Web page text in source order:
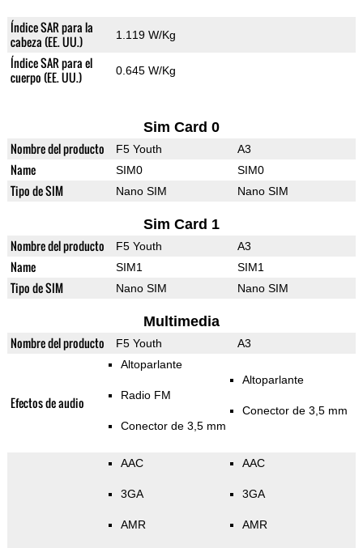
Índice SAR para la
cabeza (EE. UU.)
1.119 W/Kg
Índice SAR para el
cuerpo (EE. UU.)
0.645 W/Kg
Sim Card 0
Nombre del producto F5 Youth A3
Name SIM0 SIM0
Tipo de SIM Nano SIM Nano SIM
Sim Card 1
Nombre del producto F5 Youth A3
Name SIM1 SIM1
Tipo de SIM Nano SIM Nano SIM
Multimedia
Nombre del producto F5 Youth A3
Efectos de audio
Altoparlante
Radio FM
Conector de 3,5 mm
Altoparlante
Conector de 3,5 mm
AAC
3GA
AMR
AAC
3GA
AMR